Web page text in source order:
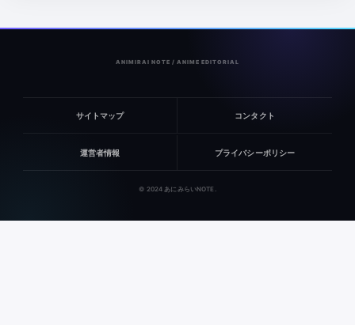
サイトマップ コンタクト
運営者情報 プライバシーポリシー
© 2024 あにみらいNOTE.